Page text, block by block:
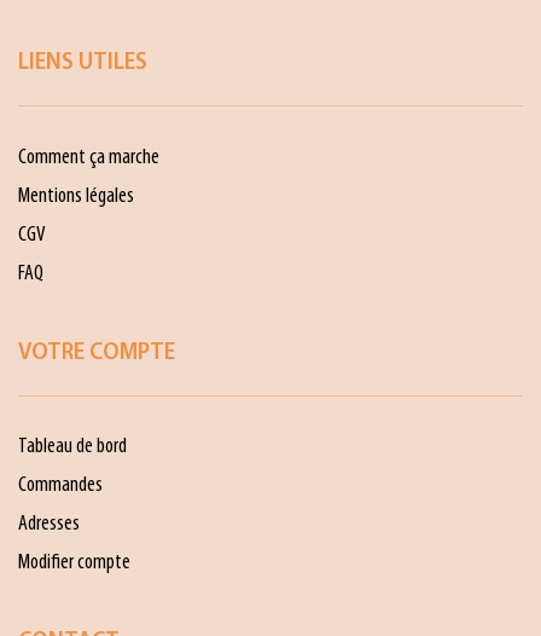
LIENS UTILES
Comment ça marche
Mentions légales
CGV
FAQ
VOTRE COMPTE
Tableau de bord
Commandes
Adresses
Modifier compte